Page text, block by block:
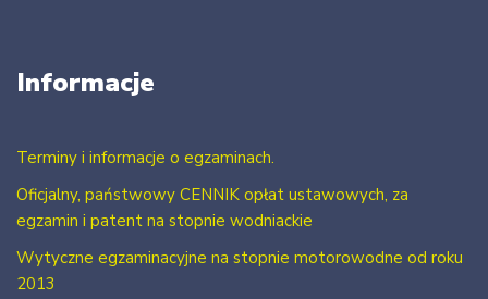
Informacje
Terminy i informacje o egzaminach.
Oficjalny, państwowy CENNIK opłat ustawowych, za
egzamin i patent na stopnie wodniackie
Wytyczne egzaminacyjne na stopnie motorowodne od roku
2013